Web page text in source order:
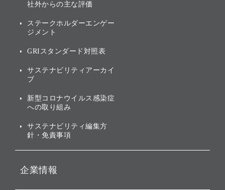
[AI] What dreams are made
グループ企業一覧
業績・財務
アニュアルレポート
株主・投資家情報（IR）に
トップメッセージ
サステナビリティの考え方
ガバナンス
投資先のサステナビリティ
社外からの主な評価
ステークホルダーエンゲー
ジメント
GRIスタンダード対照表
サステナビリティアーカイ
ブ
新型コロナウイルス感染症
への取り組み
サステナビリティ編集方
針・免責事項
企業情報